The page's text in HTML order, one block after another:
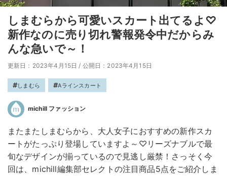
しまむらから可愛いスカート出てるよ♡
新作なのに売り切れ警報発令中だからみ
んな急いで～！
更新日：2023年4月15日 / 公開日：2023年4月15日
しまむら Aラインスカート
michill ファッション
またまたしまむらから、大人女子におすすめの新作スカ
ートがたっぷり登場していますよ～♡リーズナブルで最
旬なデザインが揃っているので見逃し厳禁！さっそく今
回は、michill編集部セレクトの注目商品5点をご紹介しま